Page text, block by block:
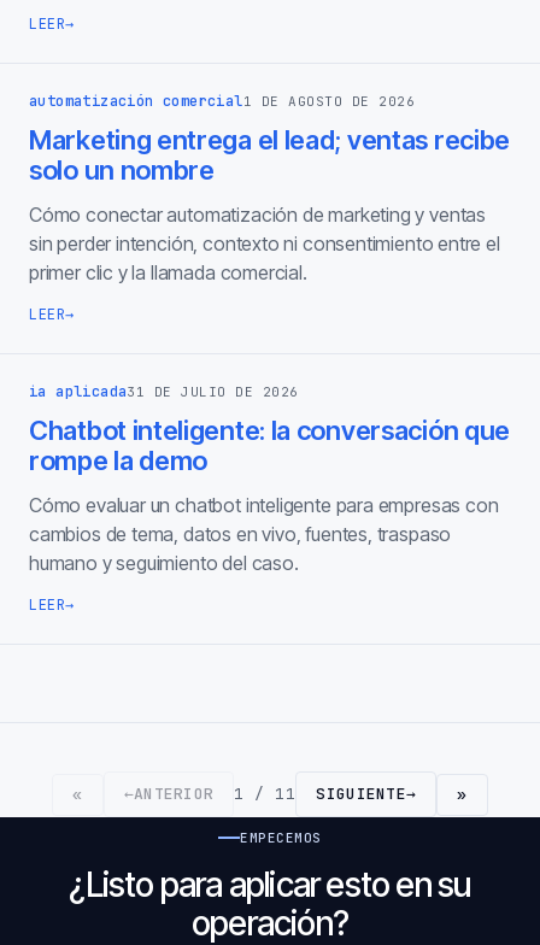
LEER→
automatización comercial1 DE AGOSTO DE 2026
Marketing entrega el lead; ventas recibe
solo un nombre
Cómo conectar automatización de marketing y ventas
sin perder intención, contexto ni consentimiento entre el
primer clic y la llamada comercial.
LEER→
ia aplicada31 DE JULIO DE 2026
Chatbot inteligente: la conversación que
rompe la demo
Cómo evaluar un chatbot inteligente para empresas con
cambios de tema, datos en vivo, fuentes, traspaso
humano y seguimiento del caso.
LEER→
« ←ANTERIOR 1 / 11 SIGUIENTE→ »
EMPECEMOS
¿Listo para aplicar esto en su
operación?